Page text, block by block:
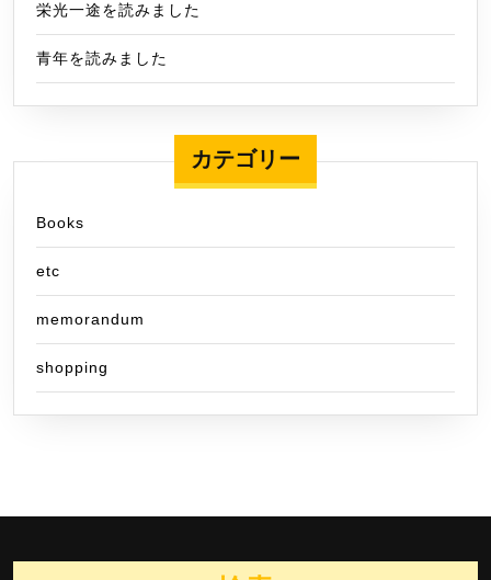
栄光一途を読みました
青年を読みました
カテゴリー
Books
etc
memorandum
shopping